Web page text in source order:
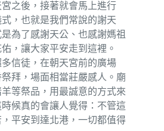
之後，接著就會馬上進行
式，也就是我們常說的謝天
為了感謝天公、也感謝媽祖
，讓大家平安走到這裡。
信徒，在朝天宮前的廣場
拜，場面相當莊嚴感人。廟
等祭品，用最誠意的方式來
候真的會讓人覺得：不管這
平安到達北港，一切都值得